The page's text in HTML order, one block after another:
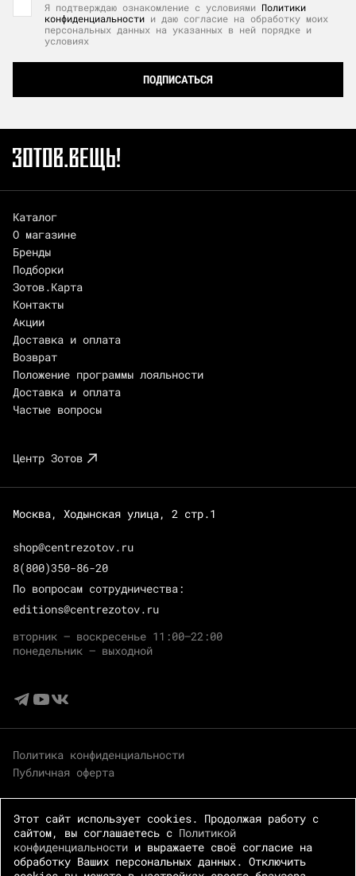
Я подтверждаю ознакомление с условиями Политики
конфиденциальности и даю согласие на обработку моих
персональных данных на указанных в ней порядке и
условиях
ПОДПИСАТЬСЯ
Каталог
О магазине
Бренды
Подборки
Зотов.Карта
Контакты
Акции
Доставка и оплата
Возврат
Положение программы лояльности
Доставка и оплата
Частые вопросы
Центр Зотов
Москва, Ходынская улица, 2 стр.1
shop@centrezotov.ru
8(800)350-86-20
По вопросам сотрудничества:
editions@centrezotov.ru
вторник — воскресенье 11:00–22:00
понедельник — выходной
Политика конфиденциальности
Публичная оферта
Этот сайт использует cookies. Продолжая работу с
сайтом, вы соглашаетесь с Политикой
конфиденциальности и выражаете своё согласие на
обработку Ваших персональных данных. Отключить